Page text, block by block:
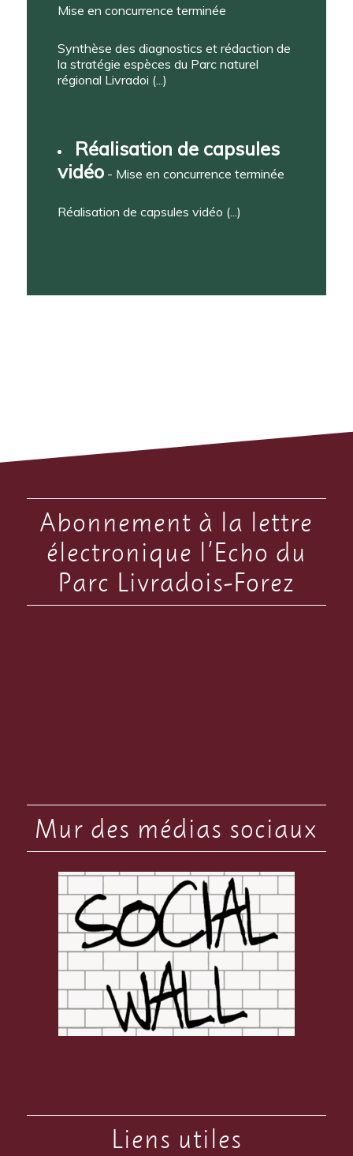
Mise en concurrence terminée
Synthèse des diagnostics et rédaction de
la stratégie espèces du Parc naturel
régional Livradoi (...)
Réalisation de capsules
vidéo- Mise en concurrence terminée
Réalisation de capsules vidéo (...)
Abonnement à la lettre
électronique l’Echo du
Parc Livradois-Forez
Mur des médias sociaux
Liens utiles